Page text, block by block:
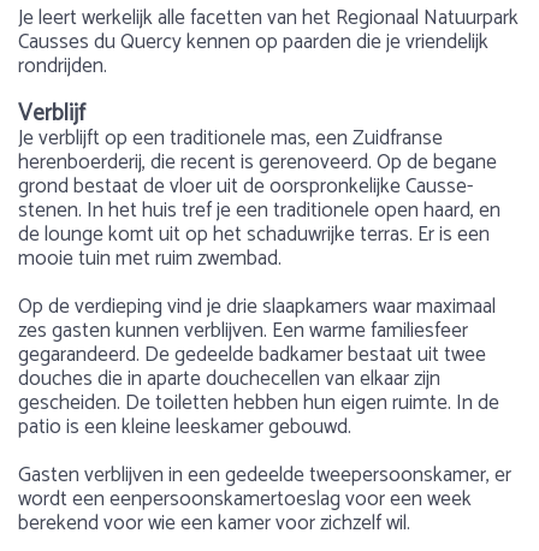
Je leert werkelijk alle facetten van het Regionaal Natuurpark
Causses du Quercy kennen op paarden die je vriendelijk
rondrijden.
Verblijf
Je verblijft op een traditionele mas, een Zuidfranse
herenboerderij, die recent is gerenoveerd. Op de begane
grond bestaat de vloer uit de oorspronkelijke Causse-
stenen. In het huis tref je een traditionele open haard, en
de lounge komt uit op het schaduwrijke terras. Er is een
mooie tuin met ruim zwembad.
Op de verdieping vind je drie slaapkamers waar maximaal
zes gasten kunnen verblijven. Een warme familiesfeer
gegarandeerd. De gedeelde badkamer bestaat uit twee
douches die in aparte douchecellen van elkaar zijn
gescheiden. De toiletten hebben hun eigen ruimte. In de
patio is een kleine leeskamer gebouwd.
Gasten verblijven in een gedeelde tweepersoonskamer, er
wordt een eenpersoonskamertoeslag voor een week
berekend voor wie een kamer voor zichzelf wil.